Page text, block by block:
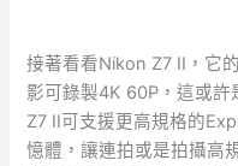
接著看看Nikon Z7 II，它
影可錄製4K 60P，這或許
Z7 II可支援更高規格的
憶體，讓連拍或是拍攝高